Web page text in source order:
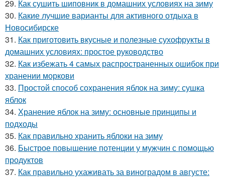
29. Как сушить шиповник в домашних условиях на зиму
30. Какие лучшие варианты для активного отдыха в
Новосибирске
31. Как приготовить вкусные и полезные сухофрукты в
домашних условиях: простое руководство
32. Как избежать 4 самых распространенных ошибок при
хранении моркови
33. Простой способ сохранения яблок на зиму: сушка
яблок
34. Хранение яблок на зиму: основные принципы и
подходы
35. Как правильно хранить яблоки на зиму
36. Быстрое повышение потенции у мужчин с помощью
продуктов
37. Как правильно ухаживать за виноградом в августе: